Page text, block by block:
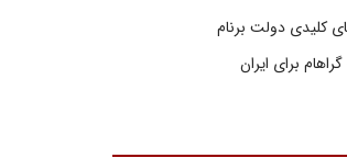
کلیدی دولت برنام
برای ایران